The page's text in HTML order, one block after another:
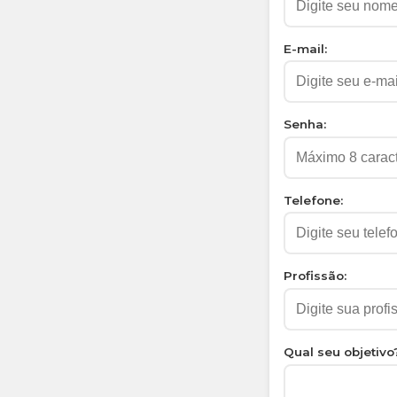
E-mail:
Senha:
Telefone:
Profissão:
Qual seu